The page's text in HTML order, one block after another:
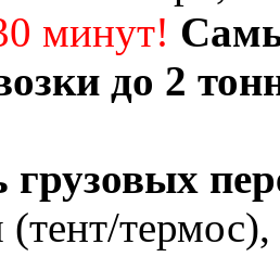
минут!
до 2
грузовых